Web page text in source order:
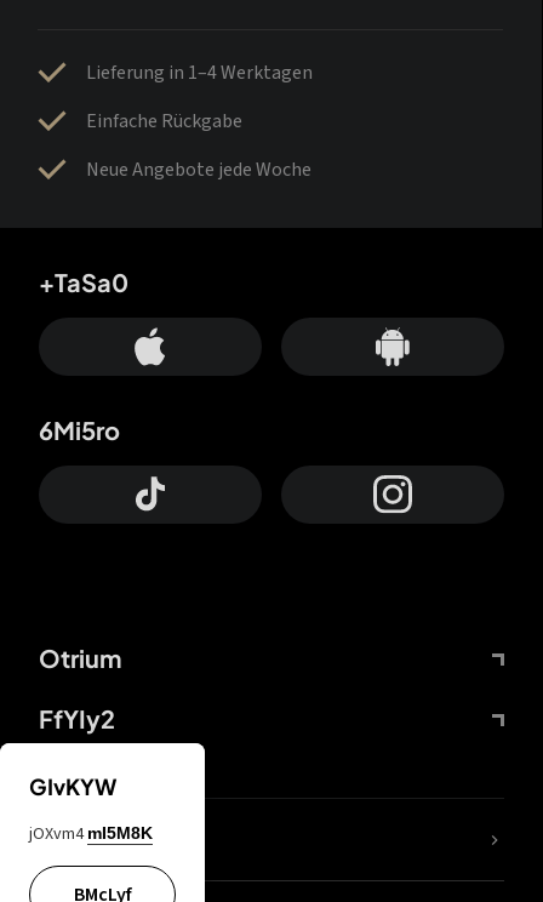
Lieferung in 1–4 Werktagen
Einfache Rückgabe
Neue Angebote jede Woche
Otrium
FfYIy2
+TaSa0
6Mi5ro
DDcvSo
GIvKYW
jOXvm4 mI5M8K
BMcLyf